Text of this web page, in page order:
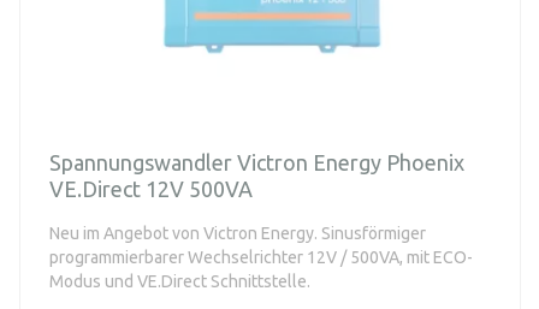
Spannungswandler Victron Energy Phoenix
VE.Direct 12V 500VA
Neu im Angebot von Victron Energy. Sinusförmiger
programmierbarer Wechselrichter 12V / 500VA, mit ECO-
Modus und VE.Direct Schnittstelle.